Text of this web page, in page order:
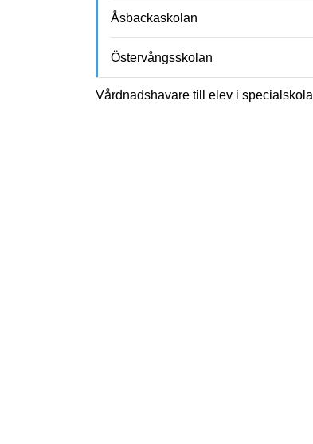
Åsbackaskolan
Östervångsskolan
Vårdnadshavare till elev i specialskola